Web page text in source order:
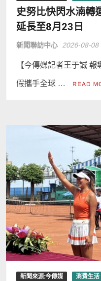
史努比快閃水湳
延長至8月23日
新聞聯訪中心 2026-08-08
【今傳媒記者王于誠
假攜手全球 … READ
新聞來源:今傳媒 消費生活